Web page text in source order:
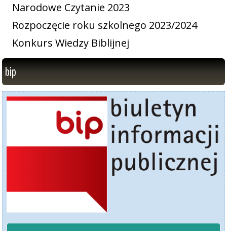
Narodowe Czytanie 2023
Rozpoczęcie roku szkolnego 2023/2024
Konkurs Wiedzy Biblijnej
bip